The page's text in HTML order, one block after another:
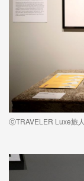
ⓒTRAVELER Luxe旅